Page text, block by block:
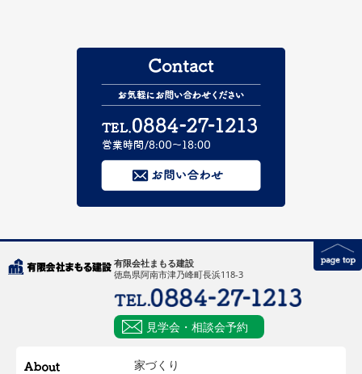
有限会社まもる建設
徳島県阿南市津乃峰町長浜118-3
見学会・相談会予約
家づくり